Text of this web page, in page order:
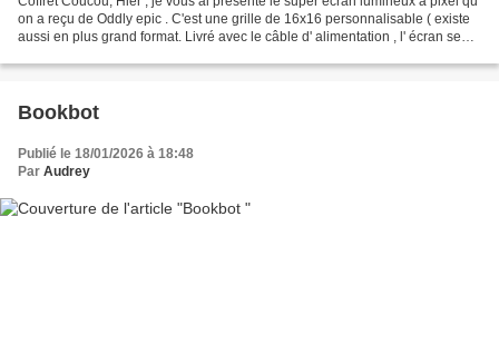
on a reçu de Oddly epic . C'est une grille de 16x16 personnalisable ( existe
aussi en plus grand format. Livré avec le câble d' alimentation , l' écran se
Bookbot
Publié le 18/01/2026 à 18:48
Par Audrey